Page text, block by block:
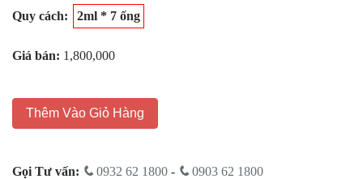
Quy cách:
2ml * 7 ống
Giá bán: 1,800,000
Thêm Vào Giỏ Hàng
Gọi Tư vấn: 0932 62 1800 - 0903 62 1800